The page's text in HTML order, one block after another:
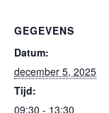
GEGEVENS
Datum:
december 5, 2025
Tijd:
09:30 - 13:30